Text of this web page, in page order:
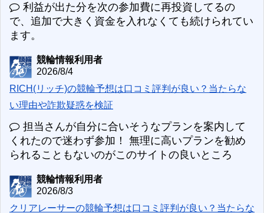
利益が出た分を次の参加費に再投資してるの
で、追加で大きく資金を入れなくても続けられてい
ます。
競輪情報利用者
2026/8/4
RICH(リッチ)の競輪予想は口コミ評判が良い？当たらな
い理由や詐欺疑惑を検証
担当さんが自分に合いそうなプランを案内して
くれたので迷わず参加！ 無理に高いプランを勧め
られることもないのがこのサイトの良いところ
競輪情報利用者
2026/8/3
クリアレーサーの競輪予想は口コミ評判が良い？当たらな